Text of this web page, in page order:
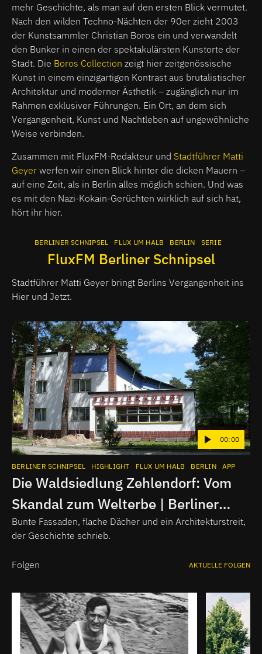
mehr Geschichte, als man auf den ersten Blick vermutet.
Nach den wilden Techno-Nächten der 90er zieht 2003
der Kunstsammler Christian Boros ein und verwandelt
den Bunker in einen der spektakulärsten Kunstorte der
Stadt. Die Boros Collection zeigt hier zeitgenössische
Kunst in einem einzigartigen Kontrast aus brutalistischer
Architektur und moderner Ästhetik – zugänglich nur im
Rahmen exklusiver Führungen. Ein Ort, an dem sich
Vergangenheit, Kunst und Nachtleben auf ungewöhnliche
Weise verbinden.
Zusammen mit FluxFM-Redakteur und Stadtführer Matti
Geyer werfen wir einen Blick hinter die dicken Mauern –
auf eine Zeit, als in Berlin alles möglich schien. Und was
es mit den Nazi-Kokain-Gerüchten wirklich auf sich hat,
hört ihr hier.
BERLINER SCHNIPSEL FLUX UM HALB BERLIN SERIE
FluxFM Berliner Schnipsel
Stadtführer Matti Geyer bringt Berlins Vergangenheit ins
Hier und Jetzt.
00:00
BERLINER SCHNIPSEL HIGHLIGHT FLUX UM HALB BERLIN APP
Die Waldsiedlung Zehlendorf: Vom
Skandal zum Welterbe | Berliner
Schnipsel
Bunte Fassaden, flache Dächer und ein Architekturstreit,
der Geschichte schrieb.
Folgen AKTUELLE FOLGEN